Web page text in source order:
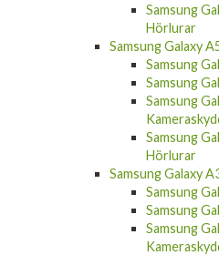
Samsung
Hörlurar
Samsung Galaxy
Samsung
Samsung
Samsung
Samsung
Hörlurar
Samsung Galaxy
Samsung
Samsung
Samsung